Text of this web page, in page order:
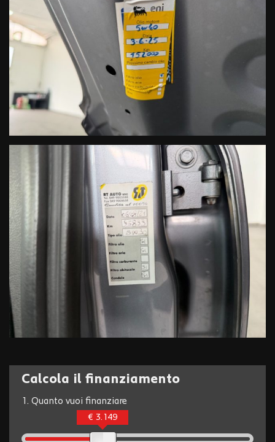
Calcola il finanziamento
1. Quanto vuoi finanziare
€ 3.149